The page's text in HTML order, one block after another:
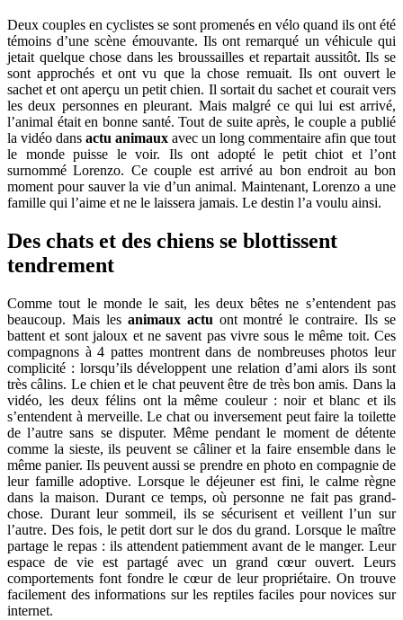
Deux couples en cyclistes se sont promenés en vélo quand ils ont été
témoins d’une scène émouvante. Ils ont remarqué un véhicule qui
jetait quelque chose dans les broussailles et repartait aussitôt. Ils se
sont approchés et ont vu que la chose remuait. Ils ont ouvert le
sachet et ont aperçu un petit chien. Il sortait du sachet et courait vers
les deux personnes en pleurant. Mais malgré ce qui lui est arrivé,
l’animal était en bonne santé. Tout de suite après, le couple a publié
la vidéo dans actu animaux avec un long commentaire afin que tout
le monde puisse le voir. Ils ont adopté le petit chiot et l’ont
surnommé Lorenzo. Ce couple est arrivé au bon endroit au bon
moment pour sauver la vie d’un animal. Maintenant, Lorenzo a une
famille qui l’aime et ne le laissera jamais. Le destin l’a voulu ainsi.
Des chats et des chiens se blottissent
tendrement
Comme tout le monde le sait, les deux bêtes ne s’entendent pas
beaucoup. Mais les animaux actu ont montré le contraire. Ils se
battent et sont jaloux et ne savent pas vivre sous le même toit. Ces
compagnons à 4 pattes montrent dans de nombreuses photos leur
complicité : lorsqu’ils développent une relation d’ami alors ils sont
très câlins. Le chien et le chat peuvent être de très bon amis. Dans la
vidéo, les deux félins ont la même couleur : noir et blanc et ils
s’entendent à merveille. Le chat ou inversement peut faire la toilette
de l’autre sans se disputer. Même pendant le moment de détente
comme la sieste, ils peuvent se câliner et la faire ensemble dans le
même panier. Ils peuvent aussi se prendre en photo en compagnie de
leur famille adoptive. Lorsque le déjeuner est fini, le calme règne
dans la maison. Durant ce temps, où personne ne fait pas grand-
chose. Durant leur sommeil, ils se sécurisent et veillent l’un sur
l’autre. Des fois, le petit dort sur le dos du grand. Lorsque le maître
partage le repas : ils attendent patiemment avant de le manger. Leur
espace de vie est partagé avec un grand cœur ouvert. Leurs
comportements font fondre le cœur de leur propriétaire. On trouve
facilement des informations sur les reptiles faciles pour novices sur
internet.